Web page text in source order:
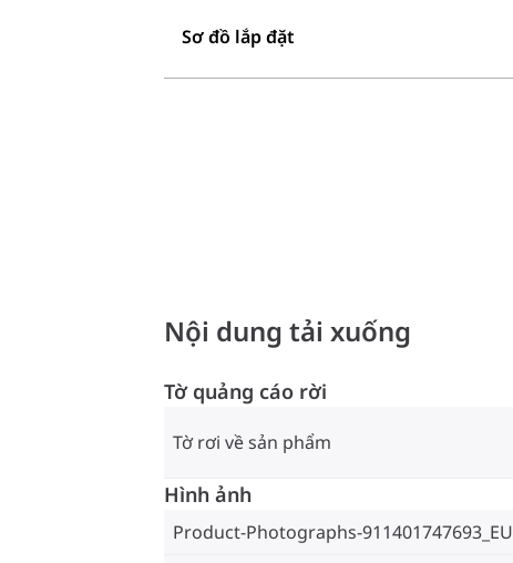
Sơ đồ lắp đặt
Nội dung tải xuống
Tờ quảng cáo rời
Tờ rơi về sản phẩm
Hình ảnh
Product-Photographs-911401747693_EU